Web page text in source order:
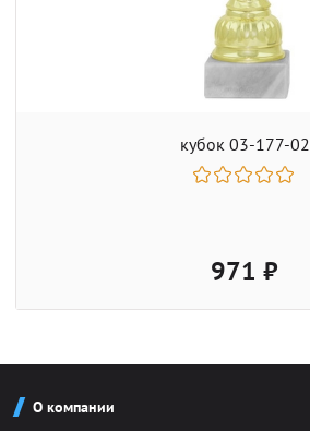
кубок 03-177-02
971 ₽
О компании